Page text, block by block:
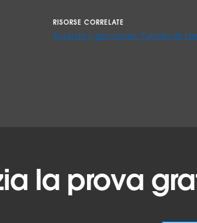
RISORSE CORRELATE
Guarda il prossimo: Tabella di
la prova